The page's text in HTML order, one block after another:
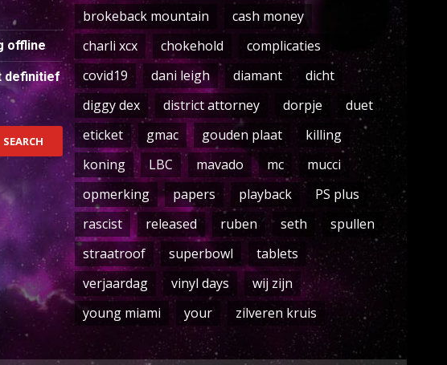
offline
definitief
brokeback mountain
cash money
charli xcx
chokehold
complicaties
covid19
dani leigh diamant
dicht
diggy dex
district attorney dorpje
duet
eticket
gmac gouden plaat
killing
koning
LBC mavado mc
mucci
opmerking
papers playback
PS plus
rascist
released ruben seth
spullen
straatroof
superbowl
tablets
verjaardag
vinyl days
wij zijn
young miami
your zilveren kruis